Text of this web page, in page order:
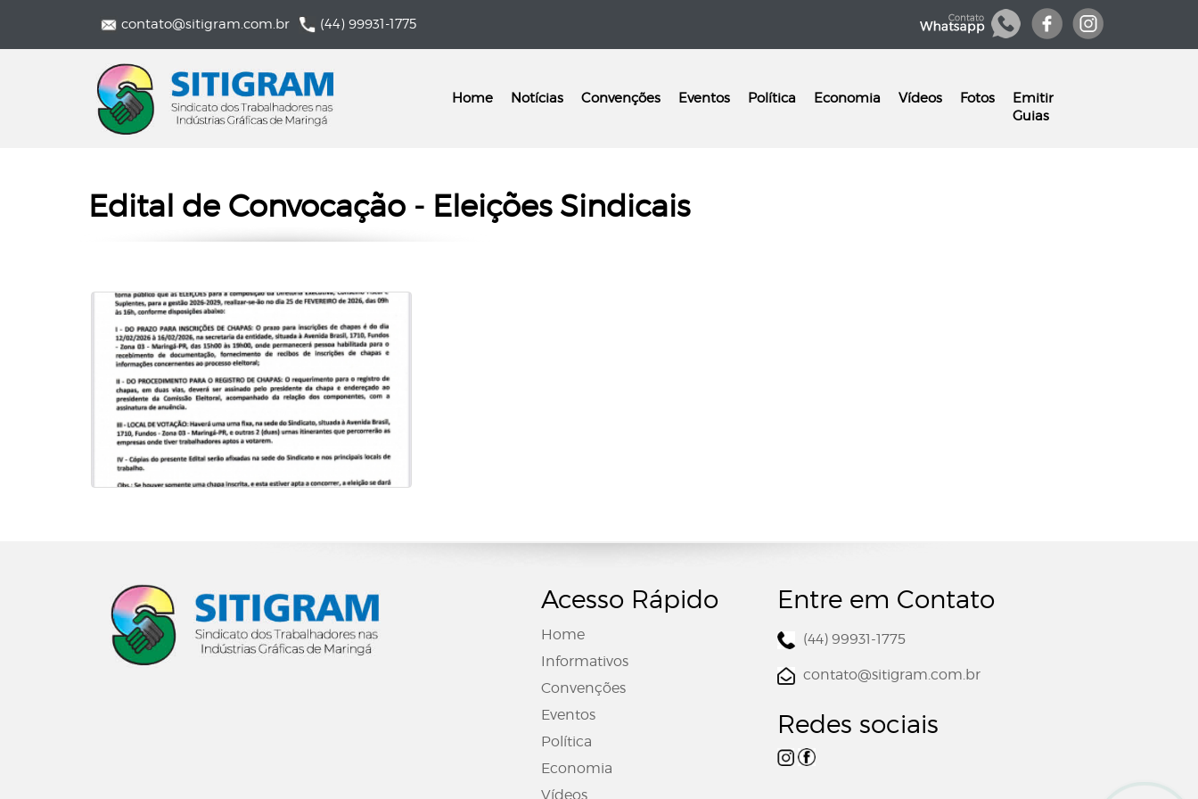
contato@sitigram.com.br (44) 99931-1775
Home Notícias Convenções Eventos Política Economia Vídeos Fotos
Emitir
Guias
Edital de Convocação - Eleições Sindicais
Acesso Rápido
Home
Informativos
Convenções
Eventos
Política
Economia
Vídeos
Entre em Contato
(44) 99931-1775
contato@sitigram.com.br
Redes sociais